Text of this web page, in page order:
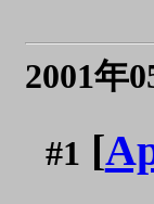
2001年
#1 [